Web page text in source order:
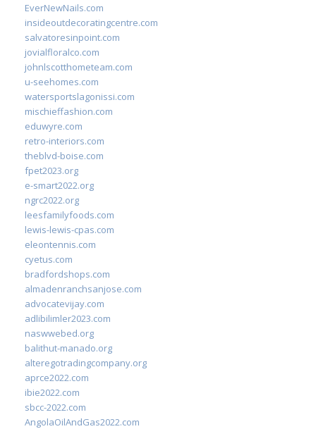
EverNewNails.com
insideoutdecoratingcentre.com
salvatoresinpoint.com
jovialfloralco.com
johnlscotthometeam.com
u-seehomes.com
watersportslagonissi.com
mischieffashion.com
eduwyre.com
retro-interiors.com
theblvd-boise.com
fpet2023.org
e-smart2022.org
ngrc2022.org
leesfamilyfoods.com
lewis-lewis-cpas.com
eleontennis.com
cyetus.com
bradfordshops.com
almadenranchsanjose.com
advocatevijay.com
adlibilimler2023.com
naswwebed.org
balithut-manado.org
alteregotradingcompany.org
aprce2022.com
ibie2022.com
sbcc-2022.com
AngolaOilAndGas2022.com